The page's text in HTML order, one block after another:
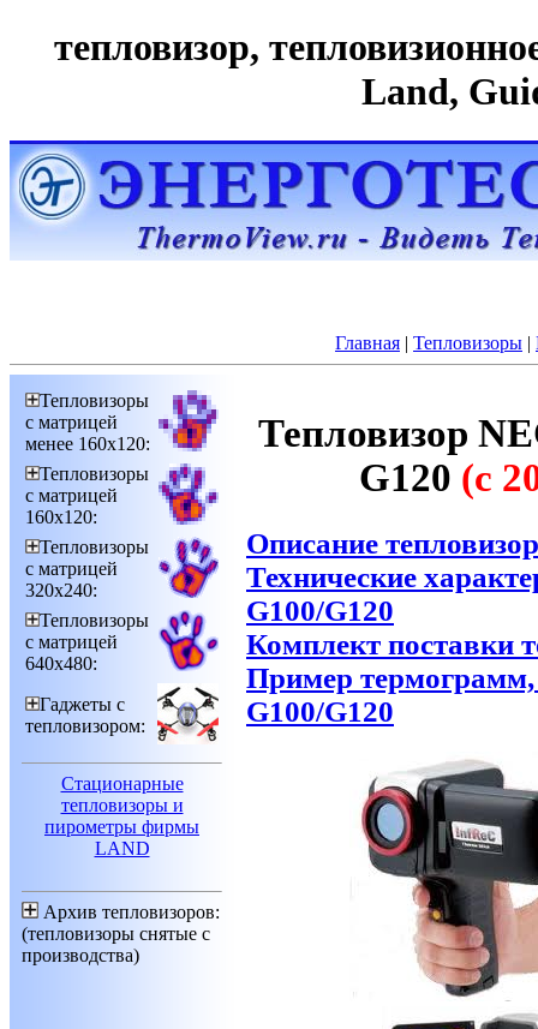
тепловизор,
Land,
Главная | Тепловизоры |
Тепловизоры
с матрицей
менее 160х120:
Тепловизоры
с матрицей
160х120:
Тепловизоры
с матрицей
320х240:
Тепловизоры
с матрицей
640х480:
Гаджеты с
тепловизором:
Стационарные
тепловизоры и
пирометры фирмы
LAND
Архив тепловизоров:
(тепловизоры снятые с
производства)
Тепловизор
G120 (с
Описание
Технические
G100/G120
Комплект поставки
Пример термограмм,
G100/G120